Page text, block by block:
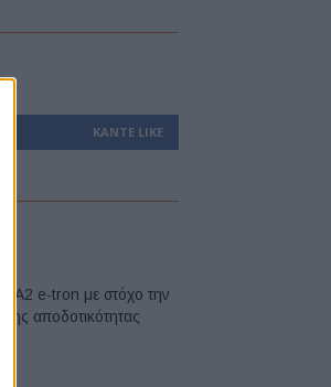
ΚΆΝΤΕ LIKE
A2 e-tron με στόχο την
της αποδοτικότητας